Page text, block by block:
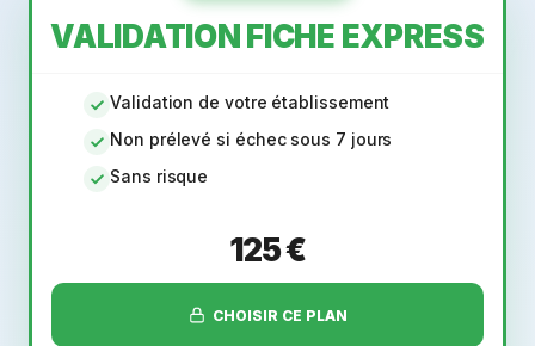
VALIDATION FICHE EXPRESS
Validation de votre établissement
Non prélevé si échec sous 7 jours
Sans risque
125 €
CHOISIR CE PLAN